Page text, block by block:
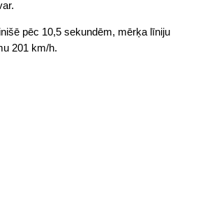
pēc 10,5 sekundēm, mērķa līniju
201 km/h.